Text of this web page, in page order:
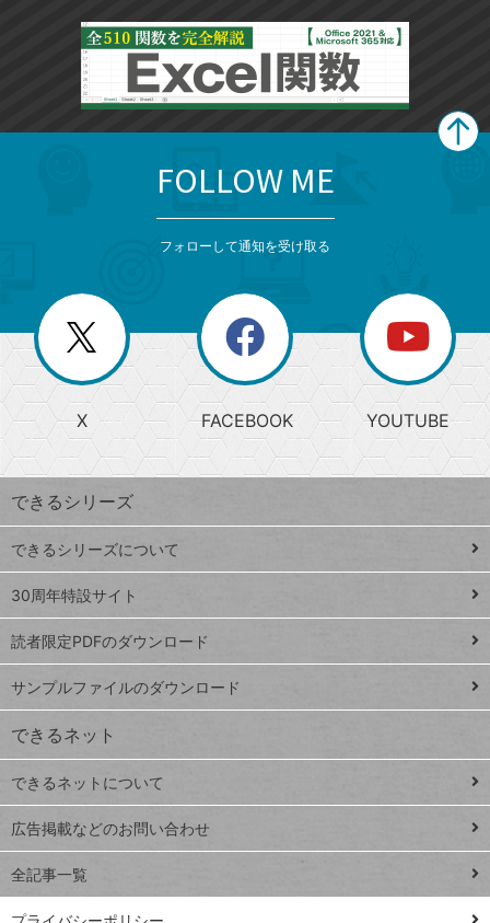
じ
る
search
検
索
上
昇
ワ
ー
ド
Google
スプレ
ッドシ
ート
iPhone
VLOOKUP
close
閉じ
る
閉
じ
る
ー
か
ら
探
す
ト
ッ
プ
ペ
ジ
連載
Excel Q&A
トイアンナ流仕
事術
PowerAutomate
ではじめる業務
FOLLOW ME
フォローして通知を受け取る
X FACEBOOK YOUTUBE
できるシリーズ
できるシリーズについて
30周年特設サイト
読者限定PDFのダウンロード
サンプルファイルのダウンロード
できるネット
できるネットについて
広告掲載などのお問い合わせ
全記事一覧